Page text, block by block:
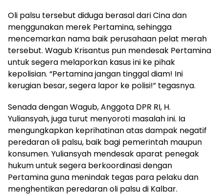
Oli palsu tersebut diduga berasal dari Cina dan
menggunakan merek Pertamina, sehingga
mencemarkan nama baik perusahaan pelat merah
tersebut. Wagub Krisantus pun mendesak Pertamina
untuk segera melaporkan kasus ini ke pihak
kepolisian. “Pertamina jangan tinggal diam! Ini
kerugian besar, segera lapor ke polisi!” tegasnya.
Senada dengan Wagub, Anggota DPR RI, H.
Yuliansyah, juga turut menyoroti masalah ini. Ia
mengungkapkan keprihatinan atas dampak negatif
peredaran oli palsu, baik bagi pemerintah maupun
konsumen. Yuliansyah mendesak aparat penegak
hukum untuk segera berkoordinasi dengan
Pertamina guna menindak tegas para pelaku dan
menghentikan peredaran oli palsu di Kalbar.